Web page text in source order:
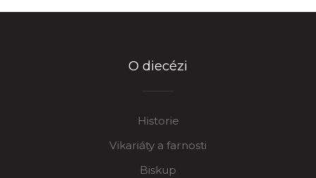
O diecézi
Historie
Vikariáty a farnosti
Biskup